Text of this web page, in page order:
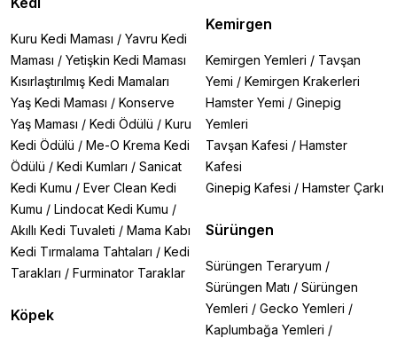
Kuru Kedi Maması / Yavru Kedi
Maması / Yetişkin Kedi Maması
Kısırlaştırılmış Kedi Mamaları
Yaş Kedi Maması / Konserve
Yaş Maması / Kedi Ödülü / Kuru
Kedi Ödülü / Me-O Krema Kedi
Ödülü / Kedi Kumları / Sanicat
Kedi Kumu / Ever Clean Kedi
Kumu / Lindocat Kedi Kumu /
Akıllı Kedi Tuvaleti / Mama Kabı
Kedi Tırmalama Tahtaları / Kedi
Tarakları / Furminator Taraklar
Köpek
Kemirgen
Kemirgen Yemleri / Tavşan
Yemi / Kemirgen Krakerleri
Hamster Yemi / Ginepig
Yemleri
Tavşan Kafesi / Hamster
Kafesi
Ginepig Kafesi / Hamster Çarkı
Sürüngen
Sürüngen Teraryum /
Sürüngen Matı / Sürüngen
Yemleri / Gecko Yemleri /
Kaplumbağa Yemleri /